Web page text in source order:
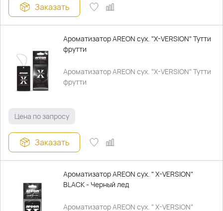
Заказать
Ароматизатор AREON сух. "X-VERSION" Тутти
фрутти
Ароматизатор AREON сух. "X-VERSION" Тутти
фрутти
Цена по запросу
Заказать
Ароматизатор AREON сух. " X-VERSION"
BLACK - Черный лед
Ароматизатор AREON сух. " X-VERSION"